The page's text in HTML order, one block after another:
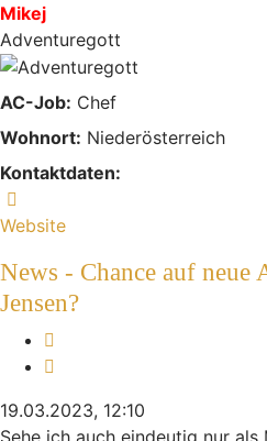
Mikej
Adventuregott
AC-Job: Chef
Wohnort: Niederösterreich
Kontaktdaten:
Website
News - Chance auf neue
Jensen?
19.03.2023, 12:10